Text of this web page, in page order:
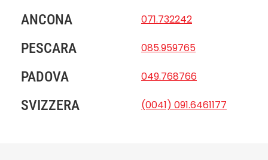
ANCONA 071.732242
PESCARA 085.959765
PADOVA 049.768766
SVIZZERA (0041) 091.6461177